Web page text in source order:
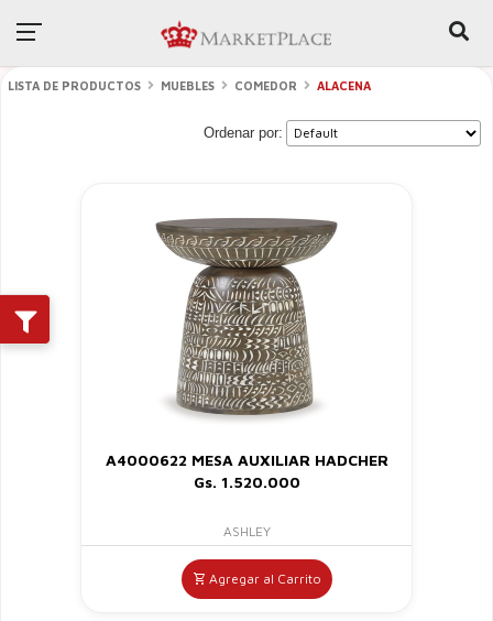
LISTA DE PRODUCTOS MUEBLES COMEDOR ALACENA
Ordenar por:
A4000622 MESA AUXILIAR HADCHER
Gs. 1.520.000
ASHLEY
Agregar al Carrito